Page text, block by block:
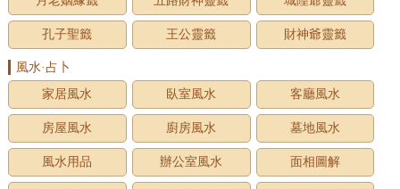
孔子聖籤 王公靈籤 財神爺靈籤
風水·占卜
家居風水
臥室風水 客廳風水
房屋風水 廚房風水 墓地風水
風水用品 辦公室風水 面相圖解